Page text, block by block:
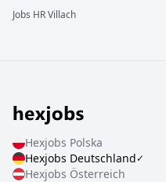
Jobs HRVillach
Hexjobs Polska
Hexjobs Deutschland✓
Hexjobs Österreich